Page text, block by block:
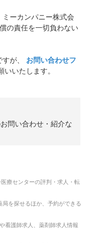
ーカンパニー株式会
の責任を一切負わない
が、
お問い合わせフ
いたします。
問い合わせ・紹介な
療センターの評判・求人・転
を探せるほか、予約ができる
看護師求人、薬剤師求人情報